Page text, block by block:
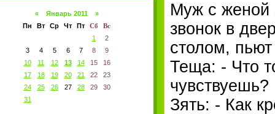
« Январь 2011
»
Пн
Вт Ср Чт Пт Сб
Вс
1
2
3
4 5 6 7 8
9
10
11 12 13 14 15
16
17
18 19 20 21 22
23
24
25 26 27 28 29
30
31
Муж с женой
звонок в
столом,
Теща: - Что
чувствуешь?
Зять: - Как